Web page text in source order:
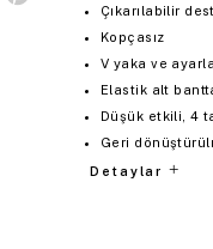
Çıkarılabilir
Kopçasız
V yaka ve
Elastik alt
Düşük etkili, 4
Geri
Detaylar